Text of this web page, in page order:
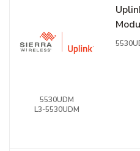
5530UDM
L3-5530UDM